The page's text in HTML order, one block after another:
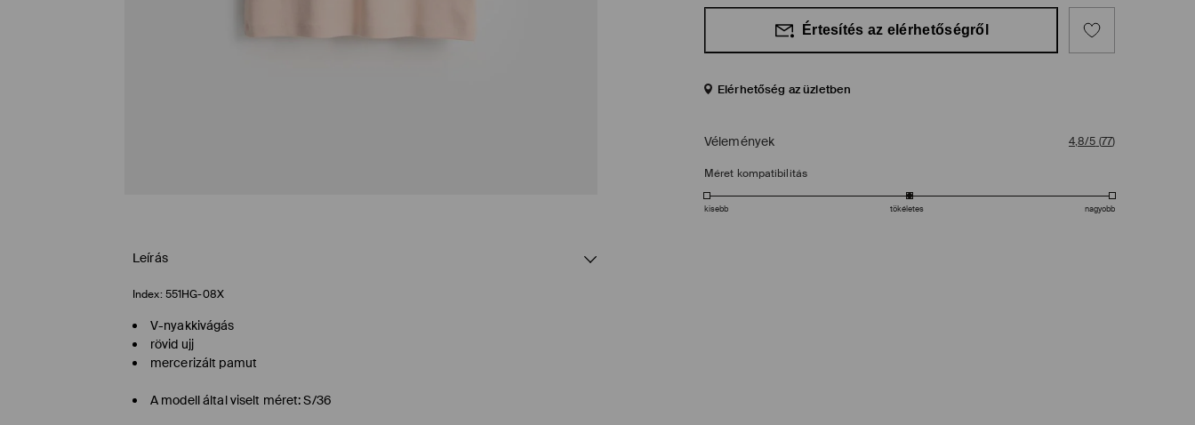
Értesítés az elérhetőségről
Elérhetőség az üzletben
Vélemények 4,8/5 (77)
Méret kompatibilitás
kisebb tökéletes nagyobb
Leírás
Index: 551HG-08X
V-nyakkivágás
rövid ujj
mercerizált pamut
A modell által viselt méret: S/36